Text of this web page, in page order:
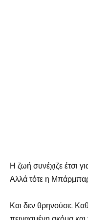
Η ζωή συνέχιζε έτσι
Αλλά τότε η
Και δεν θρηνούσε.